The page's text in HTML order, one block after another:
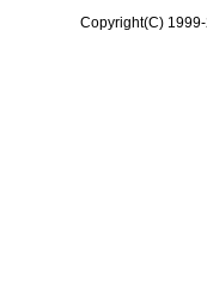
Copyright(C)